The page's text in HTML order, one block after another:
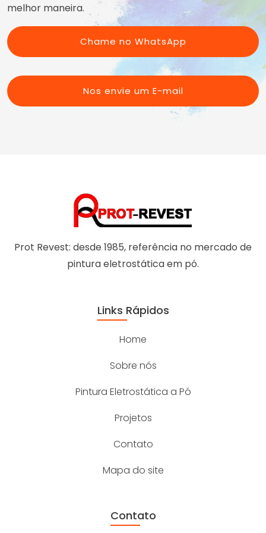
Jardins
Morumbi
Parelheiros
Sacomã
São Miguel Paulista
Sapopemba
Vila Esperança
Vila Formosa
Vila Matilde
Taboão da Serra
Cajamar
Alphaville
melhor maneira.
Chame no WhatsApp
Nos envie um E-mail
Prot Revest: desde 1985, referência no mercado de
pintura eletrostática em pó.
Links Rápidos
Home
Sobre nós
Pintura Eletrostática a Pó
Projetos
Contato
Mapa do site
Contato